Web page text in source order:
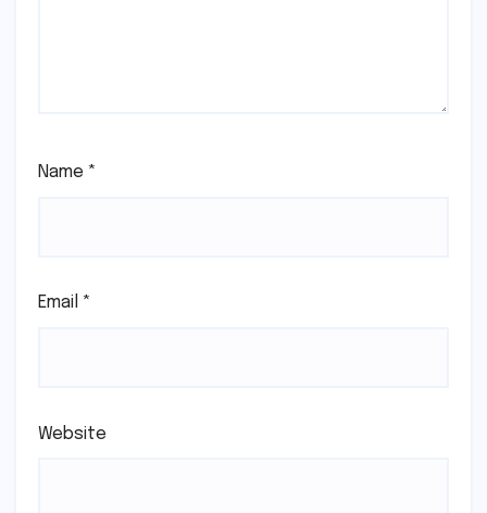
Name *
Email *
Website